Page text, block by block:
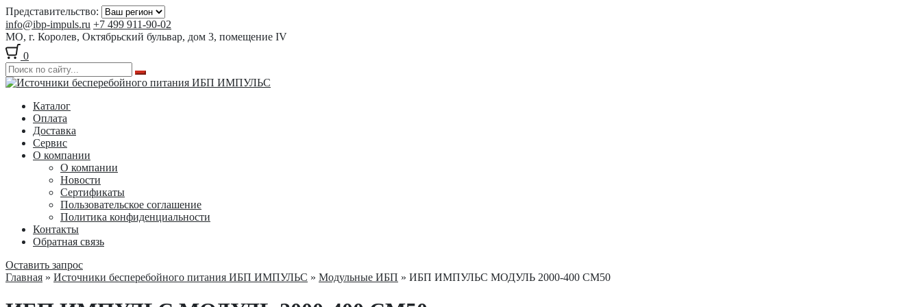
Представительство:
info@ibp-impuls.ru +7 499 911-90-02
МО, г. Королев, Октябрьский бульвар, дом 3, помещение IV
0
Перейти
навигации
Перейти
содержимому
Каталог
Оплата
Доставка
Сервис
О компании
О компании
Новости
Сертификаты
Пользовательское соглашение
Политика конфиденциальности
Контакты
Обратная связь
Оставить запрос
Главная » Источники бесперебойного питания ИБП ИМПУЛЬС » Модульные ИБП » ИБП ИМПУЛЬС МОДУЛЬ 2000-400 СМ50